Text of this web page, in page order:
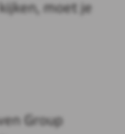
moet je
Group